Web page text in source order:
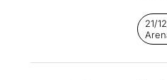
del 6
21/